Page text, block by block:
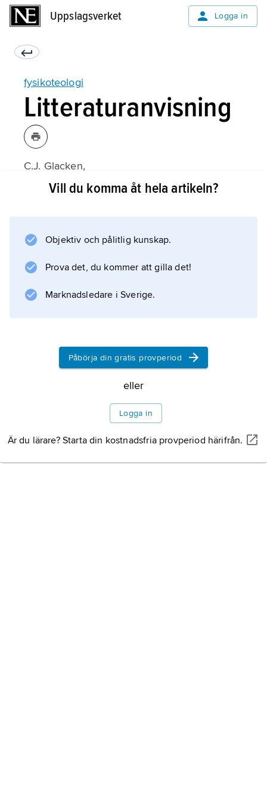
Uppslagsverket Logga in
fysikoteologi
Litteraturanvisning
C.J. Glacken,
Traces on the Rhodian Shore
Vill du komma åt hela artikeln?
Objektiv och pålitlig kunskap.
Prova det, du kommer att gilla det!
Marknadsledare i Sverige.
Påbörja din gratis provperiod
eller
Logga in
Är du lärare? Starta din kostnadsfria provperiod härifrån.